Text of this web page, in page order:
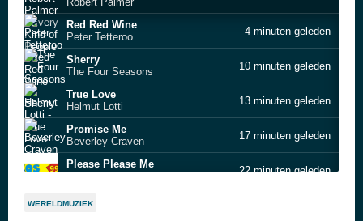
Red Red Wine
Peter Tetteroo
4 minuten geleden
Sherry
The Four Seasons
10 minuten geleden
True Love
Helmut Lotti
13 minuten geleden
Promise Me
Beverley Craven
17 minuten geleden
Please Please Me
22 minuten geleden
Lady D’Arbanville
WERELDMUZIEK